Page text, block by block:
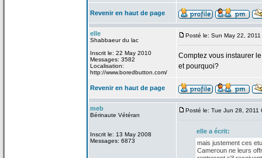
Revenir en haut de page
elle
Shabbaeur du lac
Inscrit le: 22 May 2010
Messages: 3582
Localisation:
http://www.boredbutton.com/
Posté le: Sun May 22,
Comptez vous instaurer
et pourquoi?
Revenir en haut de page
meb
Bérinaute Vétéran
Inscrit le: 13 May 2008
Messages: 6873
Posté le: Tue Jun 28, 2011
elle a écrit:
mais justement ces
Cameroun ne leurs